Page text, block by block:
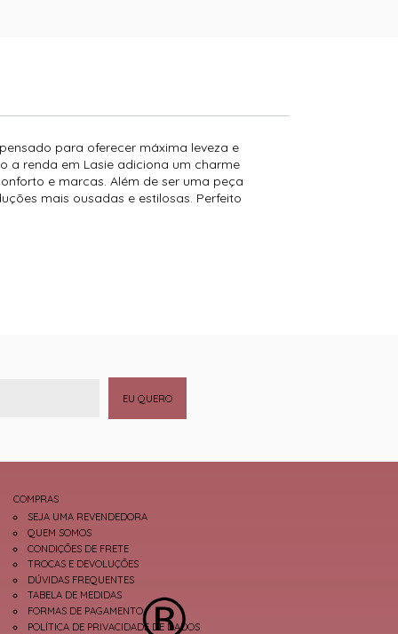
para oferecer máxima leveza e
a renda em Lasie adiciona um charme
e marcas. Além de ser uma peça
mais ousadas e estilosas. Perfeito
EU QUERO
COMPRAS
SEJA UMA REVENDEDORA
QUEM SOMOS
CONDIÇÕES DE FRETE
TROCAS E DEVOLUÇÕES
DÚVIDAS FREQUENTES
TABELA DE MEDIDAS
FORMAS DE PAGAMENTO
POLÍTICA DE PRIVACIDADE DE DADOS